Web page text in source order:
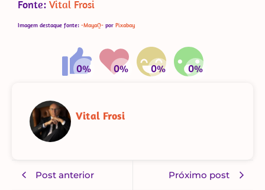
Fonte: Vital Frosi
Imagem destaque fonte: -MayaQ- por Pixabay
Vital Frosi
Post anterior Próximo post